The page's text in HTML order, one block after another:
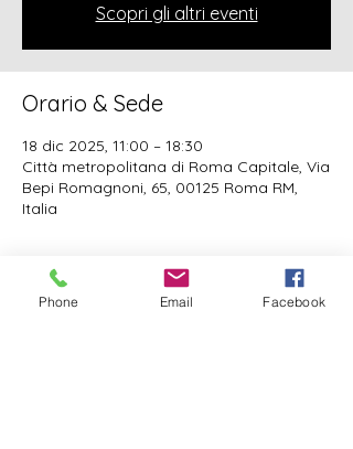
Scopri gli altri eventi
Orario & Sede
18 dic 2025, 11:00 – 18:30
Città metropolitana di Roma Capitale, Via
Bepi Romagnoni, 65, 00125 Roma RM,
Italia
Phone Email Facebook